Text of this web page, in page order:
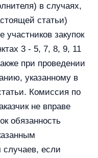
в случаях,
статьи)
участников закупок
3 - 5, 7, 8, 9, 11
при проведении
указанному в
Комиссия по
не вправе
обязанность
если